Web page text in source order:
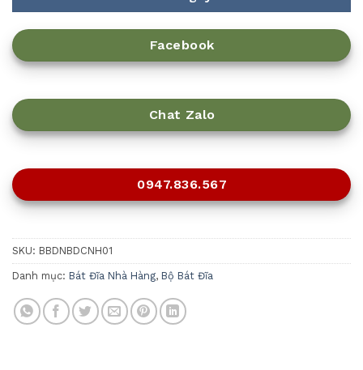
Facebook
Chat Zalo
0947.836.567
SKU: BBDNBDCNH01
Danh mục: Bát Đĩa Nhà Hàng, Bộ Bát Đĩa